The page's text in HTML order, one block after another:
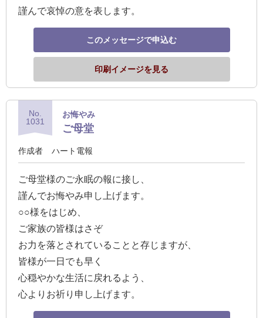
謹んで哀悼の意を表します。
このメッセージで申込む
印刷イメージを見る
No.
1031
お悔やみ
ご母堂
作成者 ハート電報
ご母堂様のご永眠の報に接し、
謹んでお悔やみ申し上げます。
○○様をはじめ、
ご家族の皆様はさぞ
お力を落とされていることと存じますが、
皆様が一日でも早く
心穏やかな生活に戻れるよう、
心よりお祈り申し上げます。